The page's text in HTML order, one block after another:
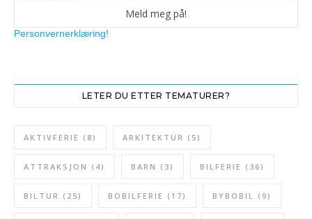
Personvernerklæring!
LETER DU ETTER TEMATURER?
AKTIVFERIE (8) ARKITEKTUR (5)
ATTRAKSJON (4) BARN (3) BILFERIE (36)
BILTUR (25) BOBILFERIE (17) BYBOBIL (9)